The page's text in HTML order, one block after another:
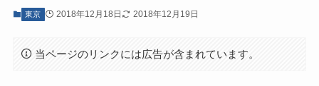
東京 2018年12月18日 2018年12月19日
当ページのリンクには広告が含まれています。